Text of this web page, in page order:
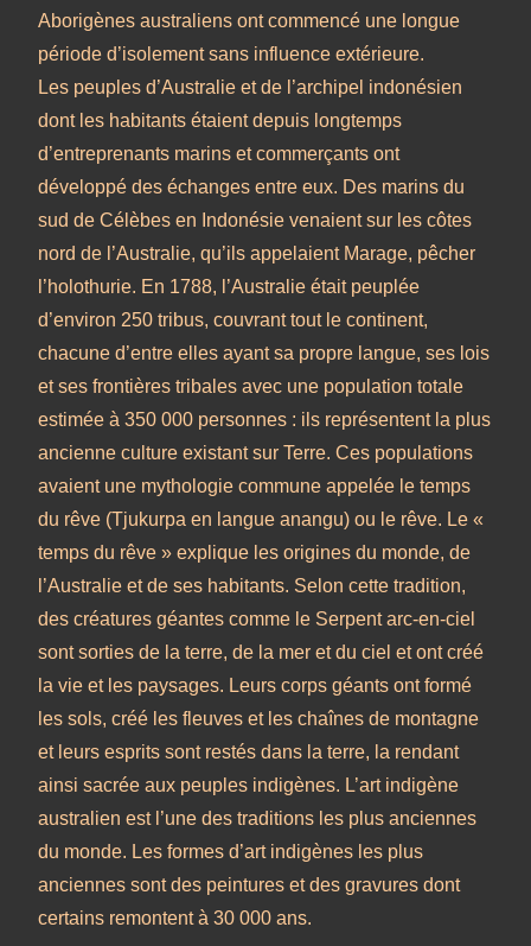
Aborigènes australiens ont commencé une longue
période d’isolement sans influence extérieure.
Les peuples d’Australie et de l’archipel indonésien
dont les habitants étaient depuis longtemps
d’entreprenants marins et commerçants ont
développé des échanges entre eux. Des marins du
sud de Célèbes en Indonésie venaient sur les côtes
nord de l’Australie, qu’ils appelaient Marage, pêcher
l’holothurie. En 1788, l’Australie était peuplée
d’environ 250 tribus, couvrant tout le continent,
chacune d’entre elles ayant sa propre langue, ses lois
et ses frontières tribales avec une population totale
estimée à 350 000 personnes : ils représentent la plus
ancienne culture existant sur Terre. Ces populations
avaient une mythologie commune appelée le temps
du rêve (Tjukurpa en langue anangu) ou le rêve. Le «
temps du rêve » explique les origines du monde, de
l’Australie et de ses habitants. Selon cette tradition,
des créatures géantes comme le Serpent arc-en-ciel
sont sorties de la terre, de la mer et du ciel et ont créé
la vie et les paysages. Leurs corps géants ont formé
les sols, créé les fleuves et les chaînes de montagne
et leurs esprits sont restés dans la terre, la rendant
ainsi sacrée aux peuples indigènes. L’art indigène
australien est l’une des traditions les plus anciennes
du monde. Les formes d’art indigènes les plus
anciennes sont des peintures et des gravures dont
certains remontent à 30 000 ans.